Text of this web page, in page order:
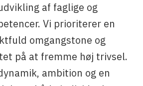
af faglige og
Vi prioriterer en
omgangstone og
på at fremme høj trivsel.
ambition og en